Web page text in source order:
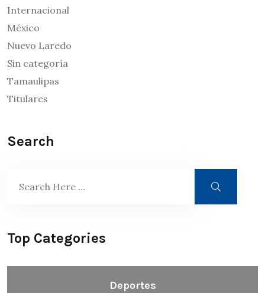
Internacional
México
Nuevo Laredo
Sin categoría
Tamaulipas
Titulares
Search
Top Categories
Deportes